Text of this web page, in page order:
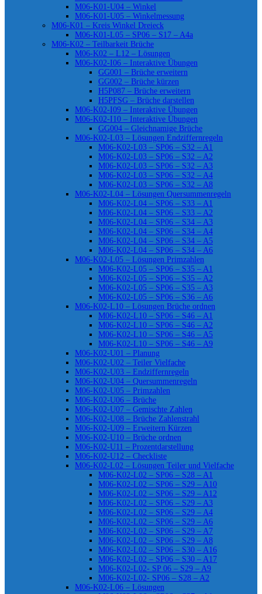
M06-K01-U04 – Winkel
M06-K01-U05 – Winkelmessung
M06-K01 – Kreis Winkel Dreieck
M06-K01-L05 – SP06 – S17 – A4a
M06-K02 – Teilbarkeit Brüche
M06-K02 – L12 – Lösungen
M06-K02-I06 – Interaktive Übungen
GG001 – Brüche erweitern
GG002 – Brüche kürzen
H5P087 – Brüche erweitern
H5PFSG – Brüche darstellen
M06-K02-I09 – Interaktive Übungen
M06-K02-I10 – Interaktive Übungen
GG004 – Gleichnamige Brüche
M06-K02-L03 – Lösungen Endziffernregeln
M06-K02-L03 – SP06 – S32 – A1
M06-K02-L03 – SP06 – S32 – A2
M06-K02-L03 – SP06 – S32 – A3
M06-K02-L03 – SP06 – S32 – A4
M06-K02-L03 – SP06 – S32 – A8
M06-K02-L04 – Lösungen Quersummenregeln
M06-K02-L04 – SP06 – S33 – A1
M06-K02-L04 – SP06 – S33 – A2
M06-K02-L04 – SP06 – S34 – A3
M06-K02-L04 – SP06 – S34 – A4
M06-K02-L04 – SP06 – S34 – A5
M06-K02-L04 – SP06 – S34 – A6
M06-K02-L05 – Lösungen Primzahlen
M06-K02-L05 – SP06 – S35 – A1
M06-K02-L05 – SP06 – S35 – A2
M06-K02-L05 – SP06 – S35 – A3
M06-K02-L05 – SP06 – S36 – A6
M06-K02-L10 – Lösungen Brüche ordnen
M06-K02-L10 – SP06 – S46 – A1
M06-K02-L10 – SP06 – S46 – A2
M06-K02-L10 – SP06 – S46 – A5
M06-K02-L10 – SP06 – S46 – A9
M06-K02-U01 – Planung
M06-K02-U02 – Teiler Vielfache
M06-K02-U03 – Endziffernregeln
M06-K02-U04 – Quersummenregeln
M06-K02-U05 – Primzahlen
M06-K02-U06 – Brüche
M06-K02-U07 – Gemischte Zahlen
M06-K02-U08 – Brüche Zahlenstrahl
M06-K02-U09 – Erweitern Kürzen
M06-K02-U10 – Brüche ordnen
M06-K02-U11 – Prozentdarstellung
M06-K02-U12 – Checkliste
M06-K02-L02 – Lösungen Teiler und Vielfache
M06-K02-L02 – SP06 – S28 – A1
M06-K02-L02 – SP06 – S29 – A10
M06-K02-L02 – SP06 – S29 – A12
M06-K02-L02 – SP06 – S29 – A3
M06-K02-L02 – SP06 – S29 – A4
M06-K02-L02 – SP06 – S29 – A6
M06-K02-L02 – SP06 – S29 – A7
M06-K02-L02 – SP06 – S29 – A8
M06-K02-L02 – SP06 – S30 – A16
M06-K02-L02 – SP06 – S30 – A17
M06-K02-L02- SP 06 – S29 – A9
M06-K02-L02- SP06 – S28 – A2
M06-K02-L06 – Lösungen